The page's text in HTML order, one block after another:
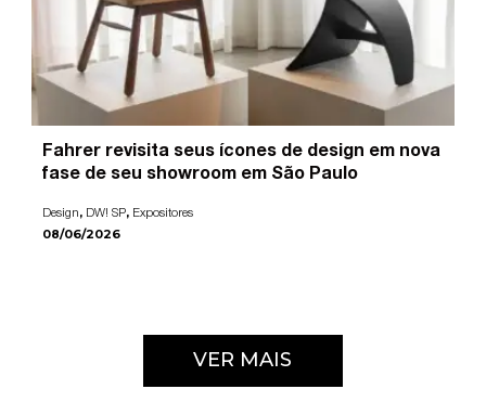
Fahrer revisita seus ícones de design em nova
fase de seu showroom em São Paulo
Design, DW! SP, Expositores
08/06/2026
VER MAIS